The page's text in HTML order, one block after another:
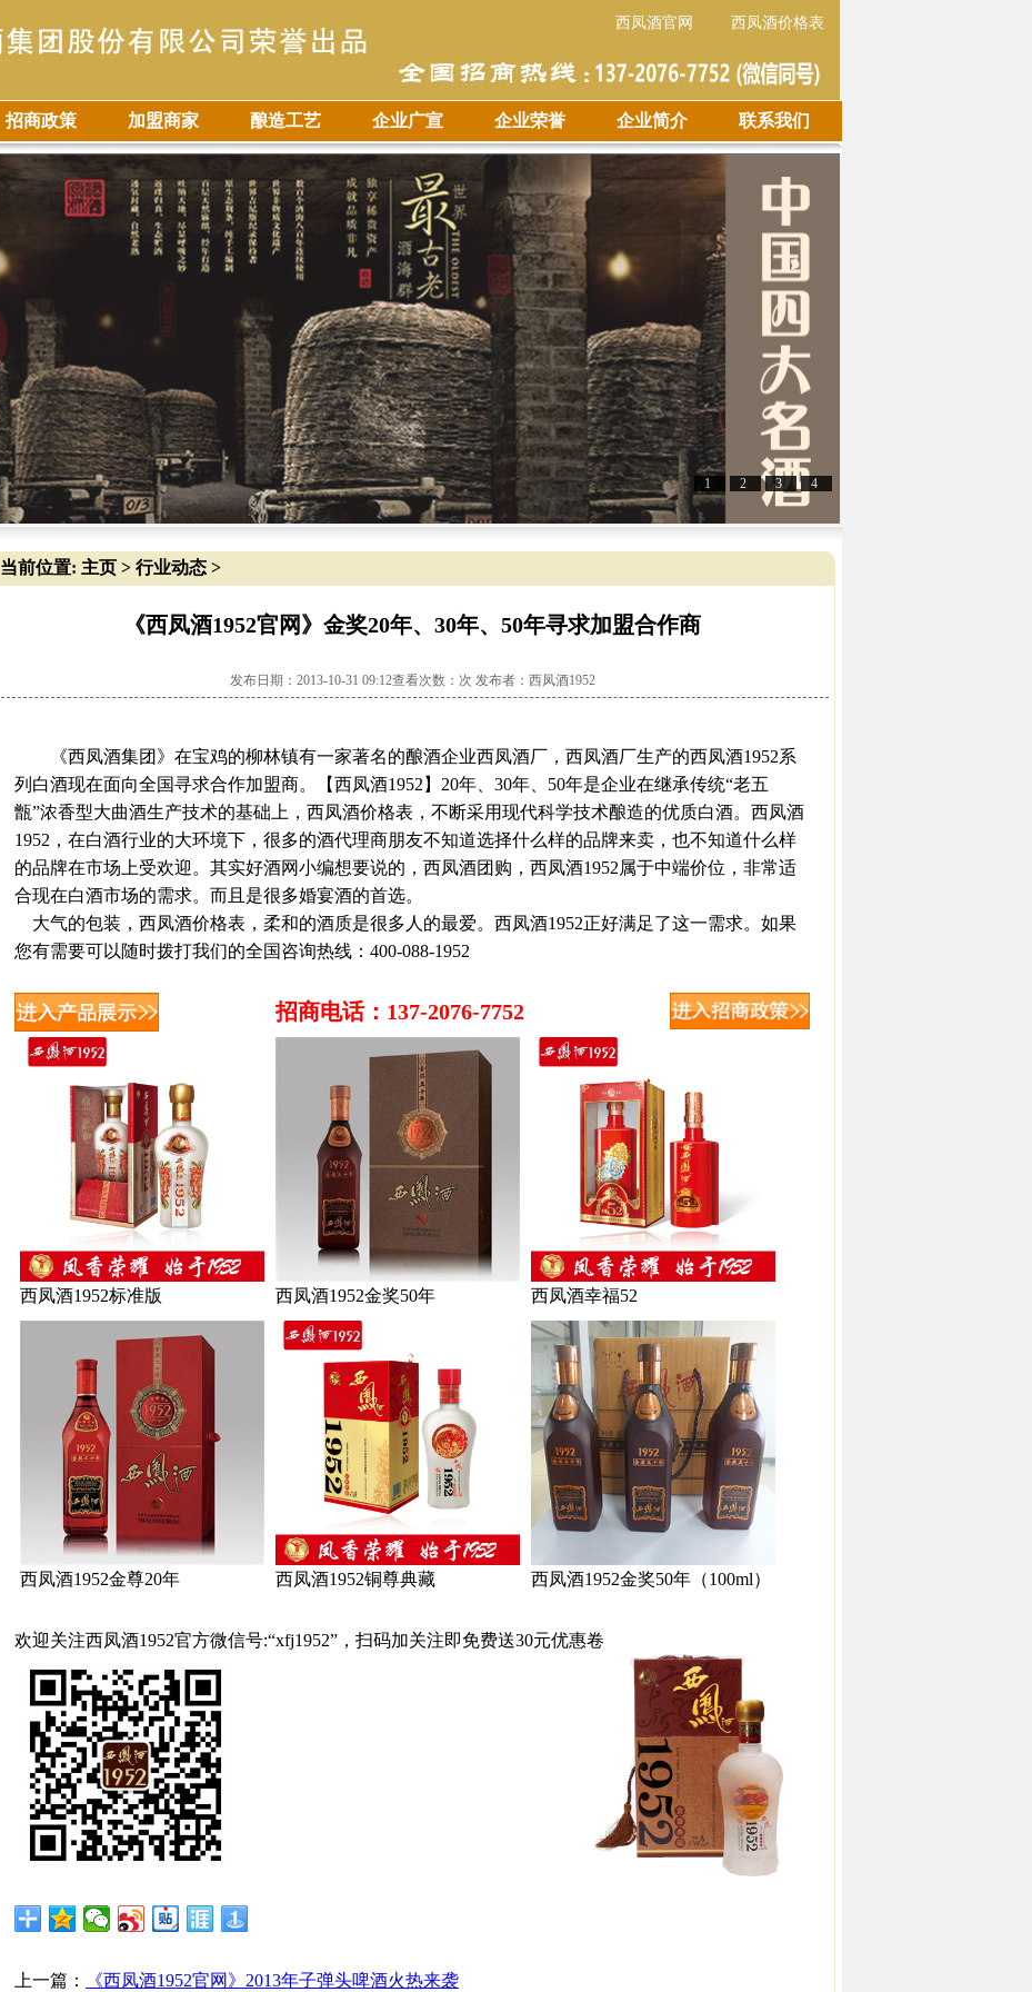
西凤酒官网 西凤酒价格表
招商政策 加盟商家 酿造工艺 企业广宣 企业荣誉 企业简介 联系我们
1 2 3 4
当前位置: 主页 > 行业动态 >
《西凤酒1952官网》金奖20年、30年、50年寻求加盟合作商
发布日期：2013-10-31 09:12查看次数： 次 发布者： 西凤酒1952
《西凤酒集团》在宝鸡的柳林镇有一家著名的酿酒企业西凤酒厂，西凤酒厂生产的西凤酒1952系
列白酒现在面向全国寻求合作加盟商。【西凤酒1952】20年、30年、50年是企业在继承传统“老五
甑”浓香型大曲酒生产技术的基础上，西凤酒价格表，不断采用现代科学技术酿造的优质白酒。西凤酒
1952，在白酒行业的大环境下，很多的酒代理商朋友不知道选择什么样的品牌来卖，也不知道什么样
的品牌在市场上受欢迎。其实好酒网小编想要说的，西凤酒团购，西凤酒1952属于中端价位，非常适
合现在白酒市场的需求。而且是很多婚宴酒的首选。
大气的包装，西凤酒价格表，柔和的酒质是很多人的最爱。西凤酒1952正好满足了这一需求。如果
您有需要可以随时拨打我们的全国咨询热线：400-088-1952
招商电话：137-2076-7752
西凤酒1952标准版 西凤酒1952金奖50年 西凤酒幸福52
西凤酒1952金尊20年 西凤酒1952铜尊典藏 西凤酒1952金奖50年（100ml）
欢迎关注西凤酒1952官方微信号:“xfj1952”，扫码加关注即免费送30元优惠卷
上一篇： 《西凤酒1952官网》2013年子弹头啤酒火热来袭